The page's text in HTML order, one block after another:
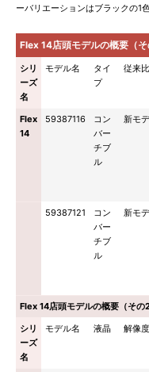
ーバリエーションはブラックの1
Flex 14店頭モデルの概要（そ
シリ
ーズ
名
モデル名
タイ
プ
従来
Flex
14
59387116
コン
バー
チブ
ル
新モ
59387121
コン
バー
チブ
ル
新モ
Flex 14店頭モデルの概要（その2
シリ
ーズ
名
モデル名 液晶 解像度